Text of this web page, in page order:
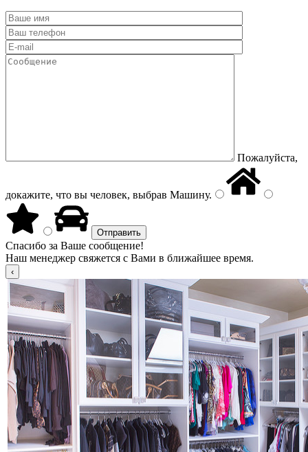
Пожалуйста,
докажите, что вы человек, выбрав Машину.
Спасибо за Ваше сообщение!
Наш менеджер свяжется с Вами в ближайшее время.